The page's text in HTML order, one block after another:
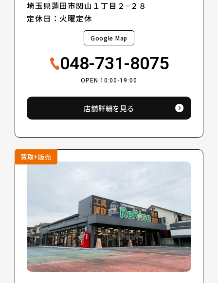
埼玉県蓮田市関山１丁目２−２８
定休日：火曜定休
Google Map
048-731-8075
OPEN 10:00-19:00
店舗詳細を見る
買取+販売